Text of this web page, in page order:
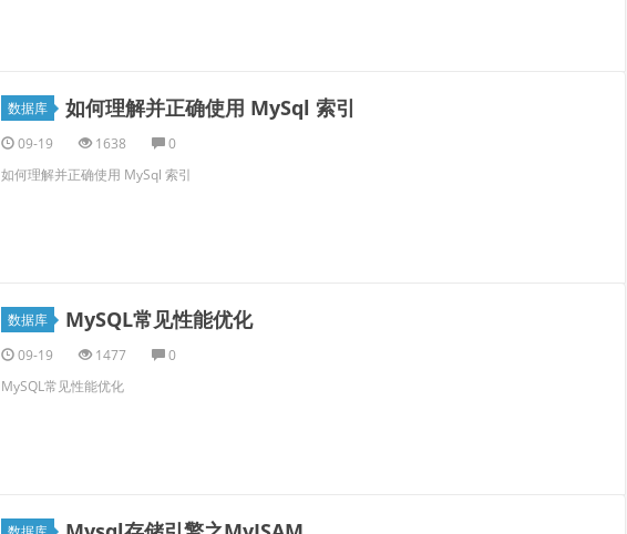
数据库 如何理解并正确使用 MySql 索引
09-19 1638
0
如何理解并正确使用 MySql 索引
数据库 MySQL常见性能优化
09-19 1477
0
MySQL常见性能优化